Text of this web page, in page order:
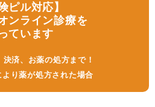
ピル対応】
ンライン診療を
ています
決済、お薬の処方まで！
り薬が処方された場合